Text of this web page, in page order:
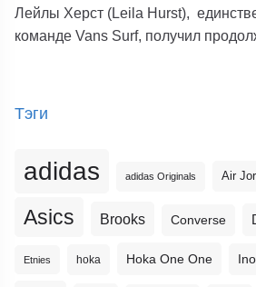
Лейлы Херст (Leila Hurst),
команде Vans Surf, получил
Тэги
adidas adidas Originals Air
Asics Brooks Converse
Etnies hoka Hoka One One